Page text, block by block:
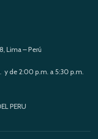
Lima – Perú
y de 2:00 p.m. a 5:30 p.m.
PERU